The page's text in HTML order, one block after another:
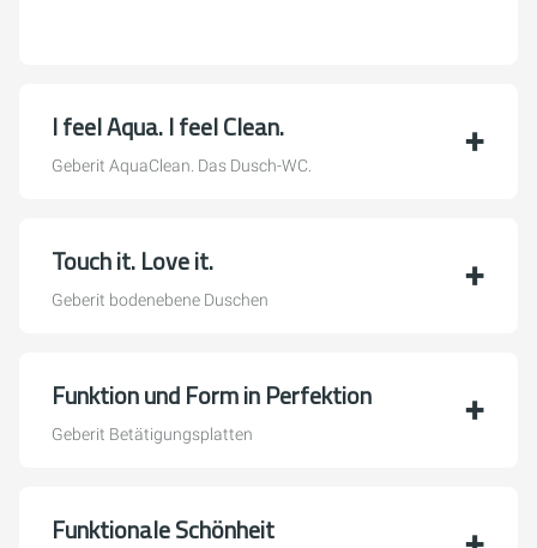
I feel Aqua. I feel Clean.
Geberit AquaClean. Das Dusch-WC.
Touch it. Love it.
Geberit bodenebene Duschen
Funktion und Form in Perfektion
Geberit Betätigungsplatten
Funktionale Schönheit